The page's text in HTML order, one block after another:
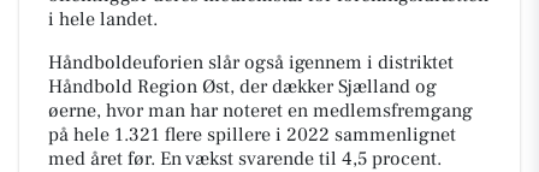
i hele landet.
Håndboldeuforien slår også igennem i distriktet
Håndbold Region Øst, der dækker Sjælland og
øerne, hvor man har noteret en medlemsfremgang
på hele 1.321 flere spillere i 2022 sammenlignet
med året før. En vækst svarende til 4,5 procent.